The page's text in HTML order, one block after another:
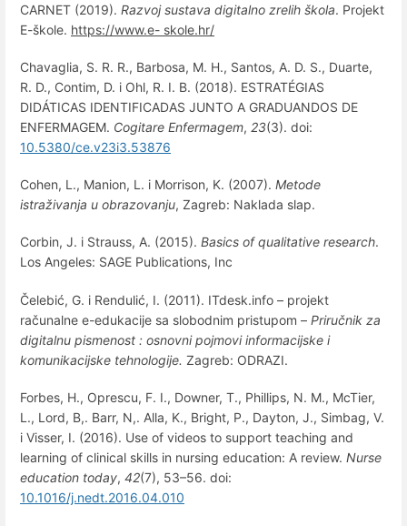
CARNET (2019). Razvoj sustava digitalno zrelih škola. Projekt
E-škole. https://www.e- skole.hr/
Chavaglia, S. R. R., Barbosa, M. H., Santos, A. D. S., Duarte,
R. D., Contim, D. i Ohl, R. I. B. (2018). ESTRATÉGIAS
DIDÁTICAS IDENTIFICADAS JUNTO A GRADUANDOS DE
ENFERMAGEM. Cogitare Enfermagem, 23(3). doi:
10.5380/ce.v23i3.53876
Cohen, L., Manion, L. i Morrison, K. (2007). Metode
istraživanja u obrazovanju, Zagreb: Naklada slap.
Corbin, J. i Strauss, A. (2015). Basics of qualitative research.
Los Angeles: SAGE Publications, Inc
Čelebić, G. i Rendulić, I. (2011). ITdesk.info – projekt
računalne e-edukacije sa slobodnim pristupom – Priručnik za
digitalnu pismenost : osnovni pojmovi informacijske i
komunikacijske tehnologije. Zagreb: ODRAZI.
Forbes, H., Oprescu, F. I., Downer, T., Phillips, N. M., McTier,
L., Lord, B,. Barr, N,. Alla, K., Bright, P., Dayton, J., Simbag, V.
i Visser, I. (2016). Use of videos to support teaching and
learning of clinical skills in nursing education: A review. Nurse
education today, 42(7), 53–56. doi:
10.1016/j.nedt.2016.04.010